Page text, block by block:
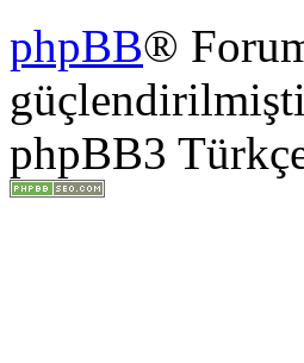
phpBB®
phpBB3